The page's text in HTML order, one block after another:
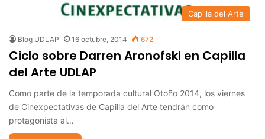
Capilla del Arte
Blog UDLAP 16 octubre, 2014 672
Ciclo sobre Darren Aronofski en Capilla
del Arte UDLAP
Como parte de la temporada cultural Otoño 2014, los viernes
de Cinexpectativas de Capilla del Arte tendrán como
protagonista al…